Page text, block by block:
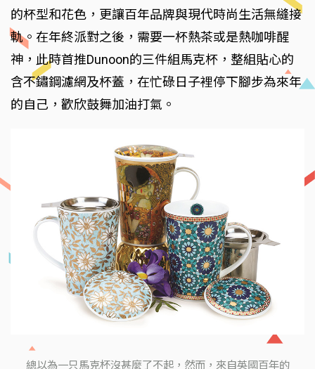
的杯型和花色，更讓百年品牌與現代時尚生活無縫接
軌。在年終派對之後，需要一杯熱茶或是熱咖啡醒
神，此時首推Dunoon的三件組馬克杯，整組貼心的
含不鏽鋼濾網及杯蓋，在忙碌日子裡停下腳步為來年
的自己，歡欣鼓舞加油打氣。
總以為一只馬克杯沒甚麼了不起，然而，來自英國百年的